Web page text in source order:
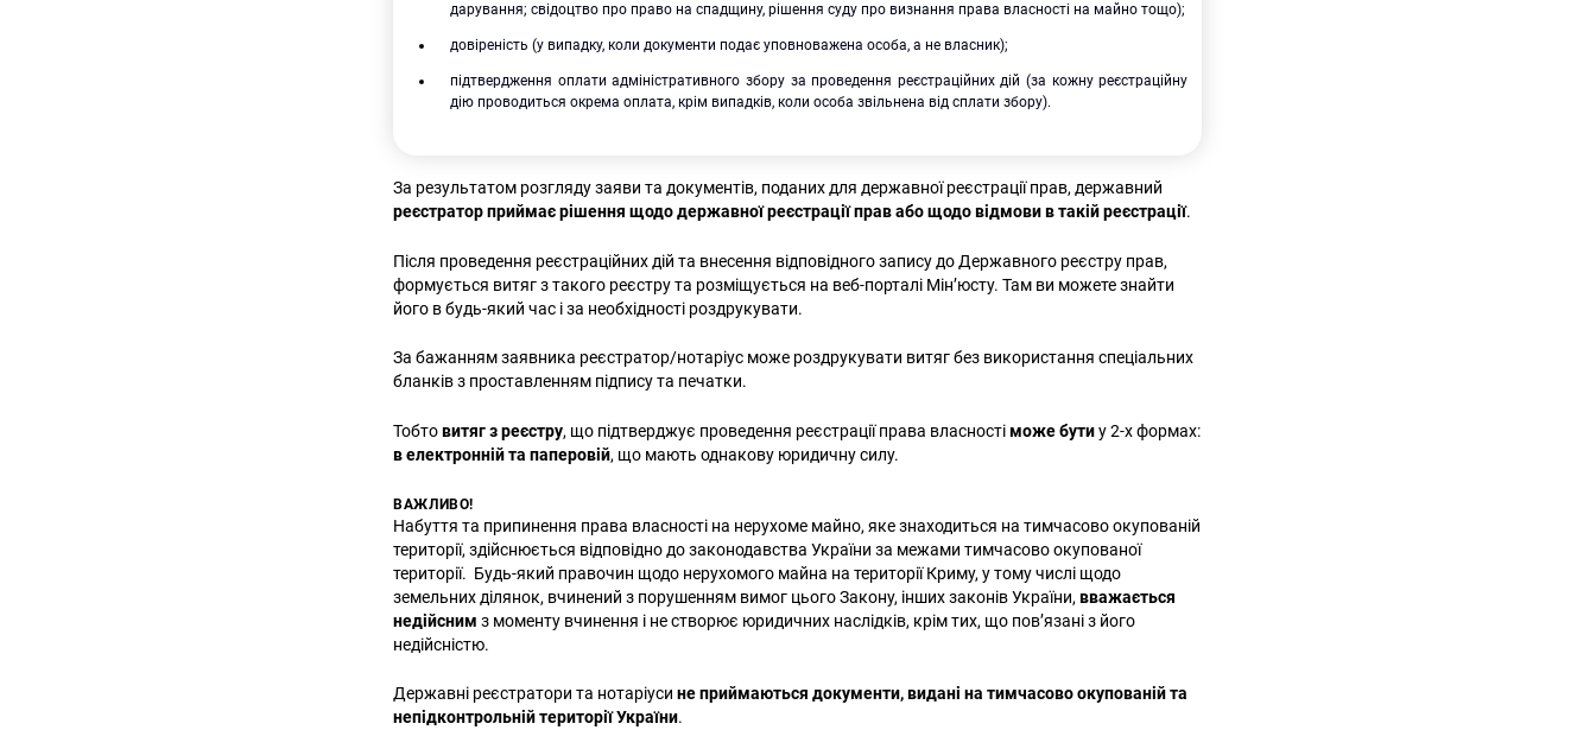
дарування; свідоцтво про право на спадщину, рішення суду про визнання права власності на майно тощо);
довіреність (у випадку, коли документи подає уповноважена особа, а не власник);
підтвердження оплати адміністративного збору за проведення реєстраційних дій (за кожну реєстраційну
дію проводиться окрема оплата, крім випадків, коли особа звільнена від сплати збору).
За результатом розгляду заяви та документів, поданих для державної реєстрації прав, державний
реєстратор приймає рішення щодо державної реєстрації прав або щодо відмови в такій реєстрації.
Після проведення реєстраційних дій та внесення відповідного запису до Державного реєстру прав,
формується витяг з такого реєстру та розміщується на веб-порталі Мін’юсту. Там ви можете знайти
його в будь-який час і за необхідності роздрукувати.
За бажанням заявника реєстратор/нотаріус може роздрукувати витяг без використання спеціальних
бланків з проставленням підпису та печатки.
Тобтовитяг з реєстру, що підтверджує проведення реєстрації права власностіможе бутиу 2-х формах:
велектроннійта паперовій, що мають однакову юридичну силу.
ВАЖЛИВО!
Набуття та припинення права власності на нерухоме майно, яке знаходиться на тимчасово окупованій
території, здійснюється відповідно до законодавства України за межами тимчасово окупованої
території. Будь-який правочин щодо нерухомого майна на території Криму, у тому числі щодо
земельних ділянок, вчинений з порушенням вимог цього Закону, інших законів України,вважається
недійсним з моменту вчинення і не створює юридичних наслідків, крім тих, що пов’язані з його
недійсністю.
Державні реєстратори та нотаріусине приймаються документи, видані на тимчасово окупованій та
непідконтрольній території України.